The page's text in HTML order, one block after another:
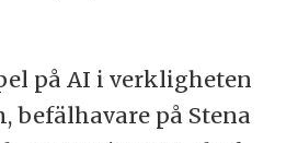
på AI i verkligheten
befälhavare på Stena